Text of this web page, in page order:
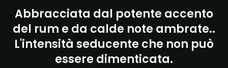
Abbracciata dal potente accento
del rum e da calde note ambrate..
L'intensità seducente che non può
essere dimenticata.